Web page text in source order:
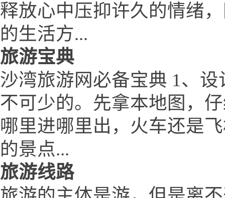
释放心中压抑许久的情绪
的生活方...
旅游宝典
沙湾旅游网必备宝典 1、
不可少的。先拿本地图，
哪里进哪里出，火车还是
的景点...
旅游线路